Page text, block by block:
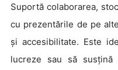
Suportă colaborarea,
cu prezentările de pe
și accesibilitate. Este
lucreze sau să susțină